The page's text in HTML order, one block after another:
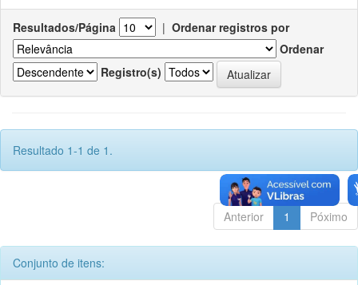
Resultados/Página | Ordenar registros por
Ordenar
Registro(s)
Resultado 1-1 de 1.
Anterior 1 Póximo
Conjunto de itens: